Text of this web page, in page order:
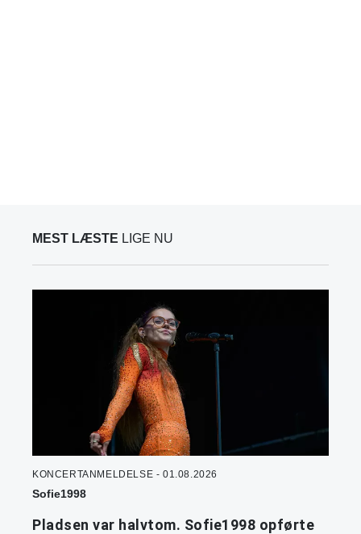
MEST LÆSTE LIGE NU
KONCERTANMELDELSE - 01.08.2026
Sofie1998
Pladsen var halvtom. Sofie1998 opførte